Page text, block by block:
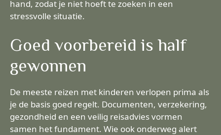
hand, zodat je niet hoeft te zoeken in een
stressvolle situatie.
Goed voorbereid is half
gewonnen
De meeste reizen met kinderen verlopen prima als
je de basis goed regelt. Documenten, verzekering,
gezondheid en een veilig reisadvies vormen
samen het fundament. Wie ook onderweg alert